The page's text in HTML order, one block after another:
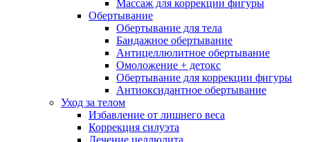
Массаж для коррекции фигуры
Обертывание
Обертывание для тела
Бандажное обертывание
Антицеллюлитное обертывание
Омоложение + детокс
Обертывание для коррекции фигуры
Антиоксидантное обертывание
Уход за телом
Избавление от лишнего веса
Коррекция силуэта
Лечение целлюлита